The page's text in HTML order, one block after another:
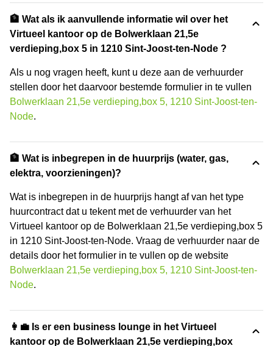
🏦 Wat als ik aanvullende informatie wil over het
Virtueel kantoor op de Bolwerklaan 21,5e
verdieping,box 5 in 1210 Sint-Joost-ten-Node ?
Als u nog vragen heeft, kunt u deze aan de verhuurder
stellen door het daarvoor bestemde formulier in te vullen
Bolwerklaan 21,5e verdieping,box 5, 1210 Sint-Joost-ten-
Node.
🏦 Wat is inbegrepen in de huurprijs (water, gas,
elektra, voorzieningen)?
Wat is inbegrepen in de huurprijs hangt af van het type
huurcontract dat u tekent met de verhuurder van het
Virtueel kantoor op de Bolwerklaan 21,5e verdieping,box 5
in 1210 Sint-Joost-ten-Node. Vraag de verhuurder naar de
details door het formulier in te vullen op de website
Bolwerklaan 21,5e verdieping,box 5, 1210 Sint-Joost-ten-
Node.
👩‍💼 Is er een business lounge in het Virtueel
kantoor op de Bolwerklaan 21,5e verdieping,box